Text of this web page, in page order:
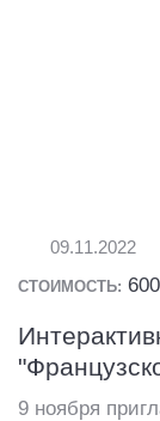
09.11.2022
СТОИМОСТЬ:
9 ноября